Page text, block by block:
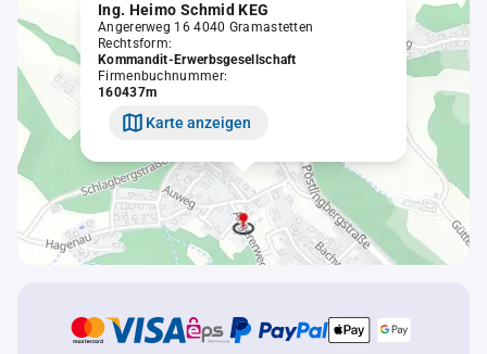
Ing. Heimo Schmid KEG
Angererweg 16 4040 Gramastetten
Rechtsform:
Kommandit-Erwerbsgesellschaft
Firmenbuchnummer:
160437m
Karte anzeigen